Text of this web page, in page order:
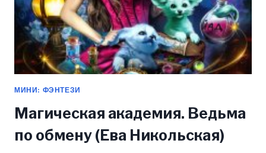
МИНИ: ФЭНТЕЗИ
Магическая академия. Ведьма
по обмену (Ева Никольская)